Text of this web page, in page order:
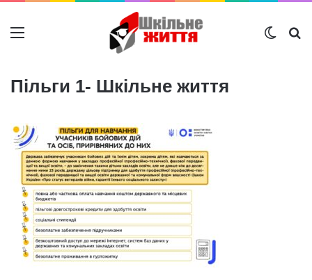
Меню
Пільги 1- Шкільне життя